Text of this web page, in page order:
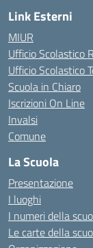
Link Esterni
MIUR
Ufficio Scolastico
Ufficio Scolastico
Scuola in Chiaro
Iscrizioni On Line
Invalsi
Comune
La Scuola
Presentazione
I luoghi
I numeri della
Le carte della